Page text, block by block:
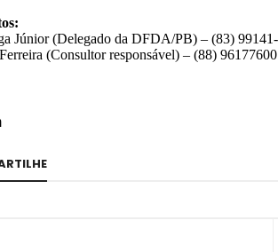
Júnior (Delegado da DFDA/PB) – (83)
(Consultor responsável) – (88) 96177600